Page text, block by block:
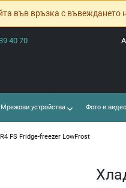
във връзка с
40 70
устройства Фото и
FS Fridge-freezer LowFrost